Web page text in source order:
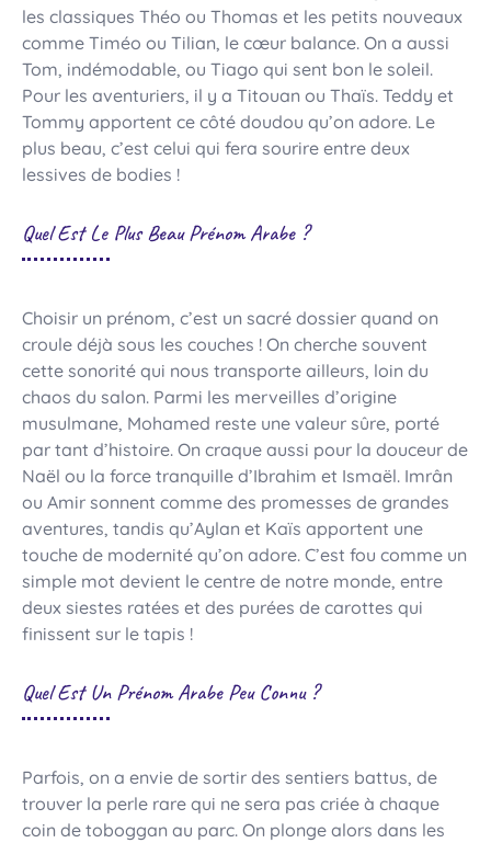
les classiques Théo ou Thomas et les petits nouveaux
comme Timéo ou Tilian, le cœur balance. On a aussi
Tom, indémodable, ou Tiago qui sent bon le soleil.
Pour les aventuriers, il y a Titouan ou Thaïs. Teddy et
Tommy apportent ce côté doudou qu’on adore. Le
plus beau, c’est celui qui fera sourire entre deux
lessives de bodies !
Quel Est Le Plus Beau Prénom Arabe ?
Choisir un prénom, c’est un sacré dossier quand on
croule déjà sous les couches ! On cherche souvent
cette sonorité qui nous transporte ailleurs, loin du
chaos du salon. Parmi les merveilles d’origine
musulmane, Mohamed reste une valeur sûre, porté
par tant d’histoire. On craque aussi pour la douceur de
Naël ou la force tranquille d’Ibrahim et Ismaël. Imrân
ou Amir sonnent comme des promesses de grandes
aventures, tandis qu’Aylan et Kaïs apportent une
touche de modernité qu’on adore. C’est fou comme un
simple mot devient le centre de notre monde, entre
deux siestes ratées et des purées de carottes qui
finissent sur le tapis !
Quel Est Un Prénom Arabe Peu Connu ?
Parfois, on a envie de sortir des sentiers battus, de
trouver la perle rare qui ne sera pas criée à chaque
coin de toboggan au parc. On plonge alors dans les